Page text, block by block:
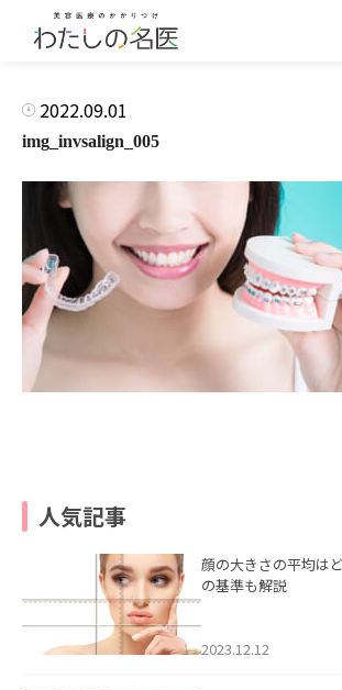
2022.09.01
img_invsalign_005
人気記事
顔の大きさの平均は
の基準も解説
2023.12.12